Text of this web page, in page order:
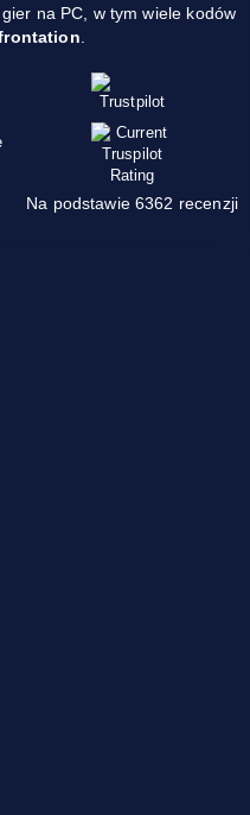
na PC, w tym wiele kodów
Na podstawie 6362 recenzji